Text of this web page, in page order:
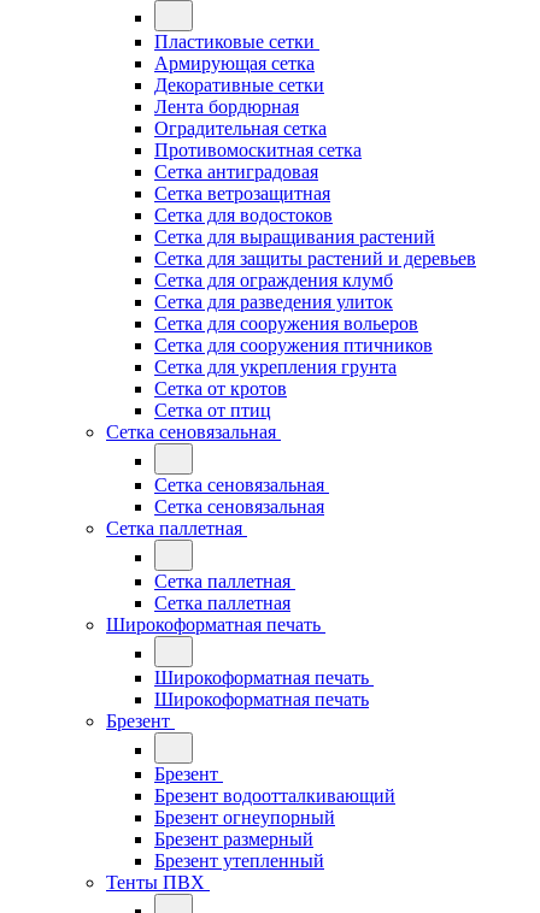
Пластиковые сетки
Армирующая сетка
Декоративные сетки
Лента бордюрная
Оградительная сетка
Противомоскитная сетка
Сетка антиградовая
Сетка ветрозащитная
Сетка для водостоков
Сетка для выращивания растений
Сетка для защиты растений и деревьев
Сетка для ограждения клумб
Сетка для разведения улиток
Сетка для сооружения вольеров
Сетка для сооружения птичников
Сетка для укрепления грунта
Сетка от кротов
Сетка от птиц
Сетка сеновязальная
Сетка сеновязальная
Сетка сеновязальная
Сетка паллетная
Сетка паллетная
Сетка паллетная
Широкоформатная печать
Широкоформатная печать
Широкоформатная печать
Брезент
Брезент
Брезент водоотталкивающий
Брезент огнеупорный
Брезент размерный
Брезент утепленный
Тенты ПВХ